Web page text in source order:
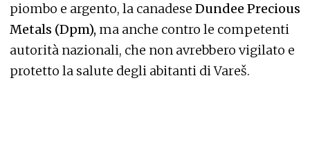
piombo e argento, la canadese Dundee Precious
Metals (Dpm), ma anche contro le competenti
autorità nazionali, che non avrebbero vigilato e
protetto la salute degli abitanti di Vareš.